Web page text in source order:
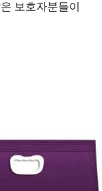
보호자분들이